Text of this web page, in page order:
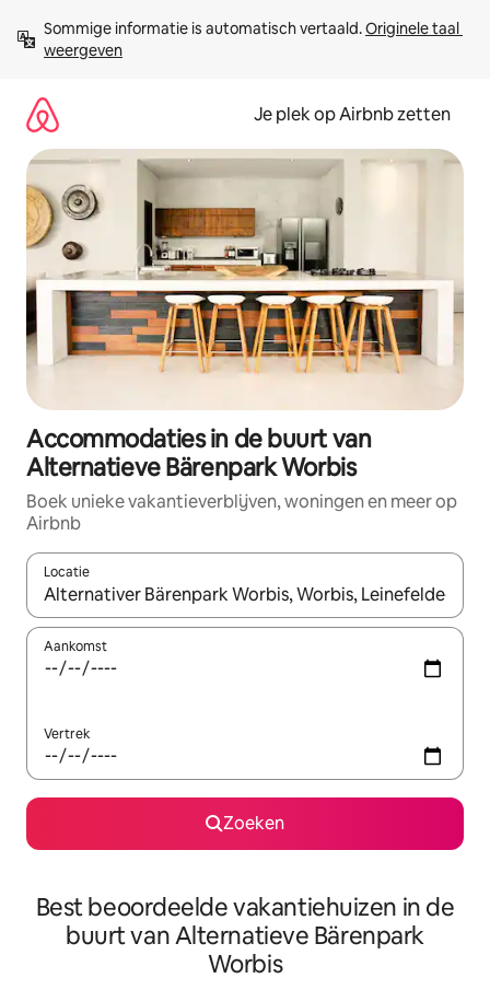
direct
naar
Sommige informatie is automatisch vertaald. Originele taal
weergeven
Je plek op Airbnb zetten
Accommodaties in de buurt van
Alternatieve Bärenpark Worbis
Boek unieke vakantieverblijven, woningen en meer op
Airbnb
Locatie
Wanneer er resultaten beschikbaar zijn, maak je een keuze
Aankomst
Vertrek
Zoeken
Best beoordeelde vakantiehuizen in de
buurt van Alternatieve Bärenpark
Worbis